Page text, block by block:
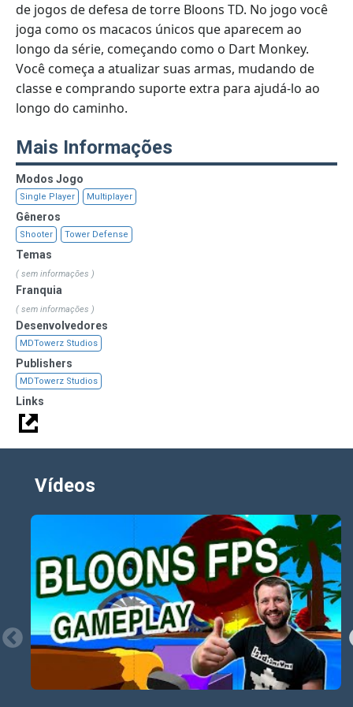
de jogos de defesa de torre Bloons TD. No jogo você
joga como os macacos únicos que aparecem ao
longo da série, começando como o Dart Monkey.
Você começa a atualizar suas armas, mudando de
classe e comprando suporte extra para ajudá-lo ao
longo do caminho.
Mais Informações
Modos Jogo
Single Player Multiplayer
Gêneros
Shooter Tower Defense
Temas
( sem informações )
Franquia
( sem informações )
Desenvolvedores
MDTowerz Studios
Publishers
MDTowerz Studios
Links
Vídeos